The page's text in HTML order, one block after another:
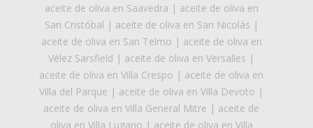
aceite de oliva en Saavedra | aceite de oliva en
San Cristóbal | aceite de oliva en San Nicolás |
aceite de oliva en San Telmo | aceite de oliva en
Vélez Sarsfield | aceite de oliva en Versalles |
aceite de oliva en Villa Crespo | aceite de oliva en
Villa del Parque | aceite de oliva en Villa Devoto |
aceite de oliva en Villa General Mitre | aceite de
oliva en Villa Lugano | aceite de oliva en Villa